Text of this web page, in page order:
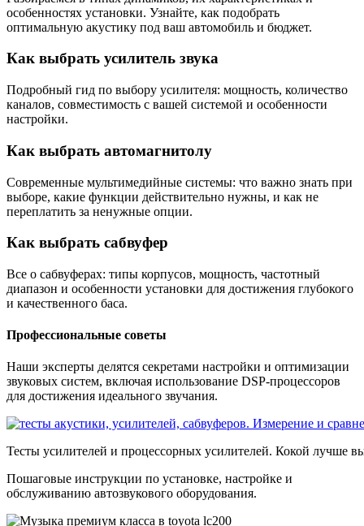
особенностях установки. Узнайте, как подобрать
оптимальную акустику под ваш автомобиль и бюджет.
Как выбрать усилитель звука
Подробный гид по выбору усилителя: мощность, количество
каналов, совместимость с вашей системой и особенности
настройки.
Как выбрать автомагнитолу
Современные мультимедийные системы: что важно знать при
выборе, какие функции действительно нужны, и как не
переплатить за ненужные опции.
Как выбрать сабвуфер
Все о сабвуферах: типы корпусов, мощность, частотный
диапазон и особенности установки для достижения глубокого
и качественного баса.
Профессиональные советы
Наши эксперты делятся секретами настройки и оптимизации
звуковых систем, включая использование DSP-процессоров
для достижения идеального звучания.
Тесты усилителей и процессорных усилителей. Кокой лучше
Пошаговые инструкции по установке, настройке и
обслуживанию автозвукового оборудования.